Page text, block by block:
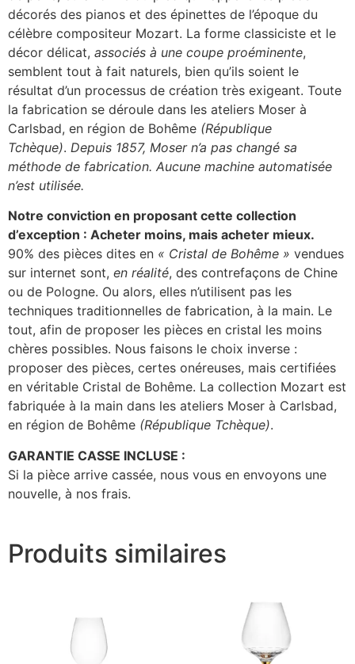
décorés des pianos et des épinettes de l’époque du
célèbre compositeur Mozart. La forme classiciste et le
décor délicat, associés à une coupe proéminente,
semblent tout à fait naturels, bien qu’ils soient le
résultat d’un processus de création très exigeant. Toute
la fabrication se déroule dans les ateliers Moser à
Carlsbad, en région de Bohême (République
Tchèque). Depuis 1857, Moser n’a pas changé sa
méthode de fabrication. Aucune machine automatisée
n’est utilisée.
Notre conviction en proposant cette collection
d’exception : Acheter moins, mais acheter mieux.
90% des pièces dites en « Cristal de Bohême » vendues
sur internet sont, en réalité, des contrefaçons de Chine
ou de Pologne. Ou alors, elles n’utilisent pas les
techniques traditionnelles de fabrication, à la main. Le
tout, afin de proposer les pièces en cristal les moins
chères possibles. Nous faisons le choix inverse :
proposer des pièces, certes onéreuses, mais certifiées
en véritable Cristal de Bohême. La collection Mozart est
fabriquée à la main dans les ateliers Moser à Carlsbad,
en région de Bohême (République Tchèque).
GARANTIE CASSE INCLUSE :
Si la pièce arrive cassée, nous vous en envoyons une
nouvelle, à nos frais.
Produits similaires